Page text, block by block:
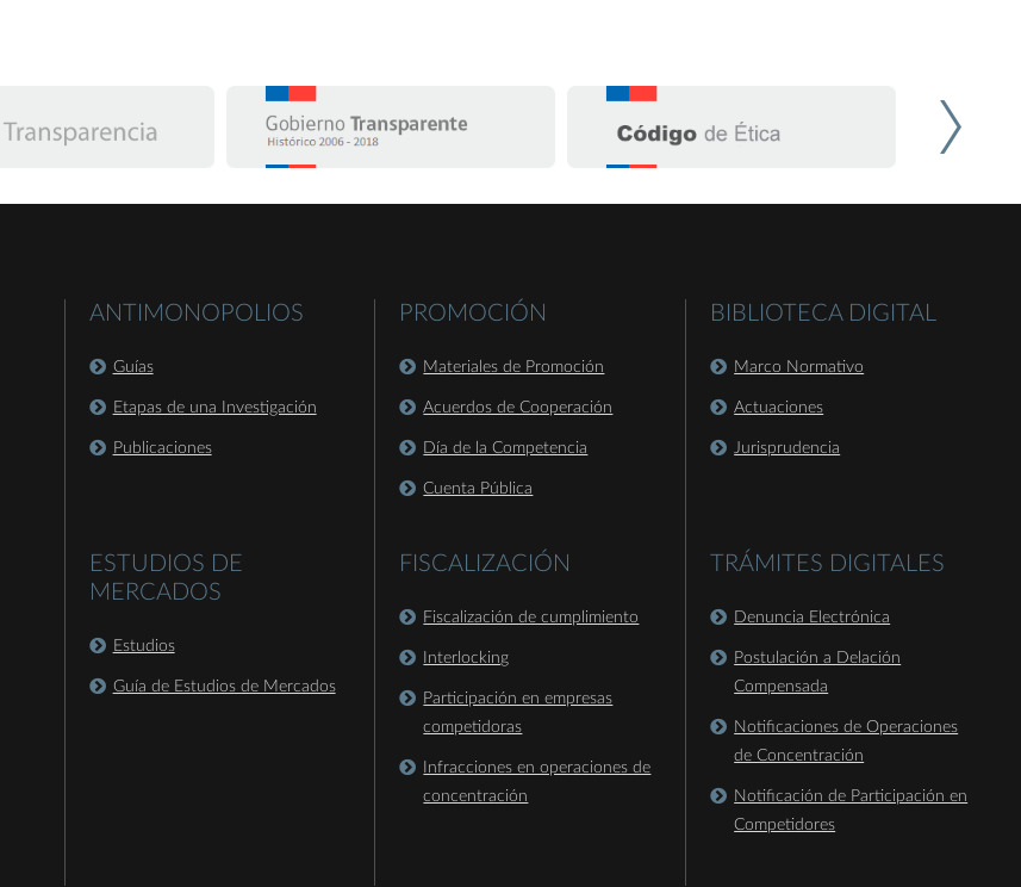
ANTIMONOPOLIOS
Guías
Etapas de una Investigación
Publicaciones
ESTUDIOS DE
MERCADOS
Estudios
Guía de Estudios de Mercados
PROMOCIÓN
Materiales de Promoción
Acuerdos de Cooperación
Día de la Competencia
Cuenta Pública
FISCALIZACIÓN
Fiscalización de cumplimiento
Interlocking
Participación en empresas
competidoras
Infracciones en operaciones de
concentración
BIBLIOTECA DIGITAL
Marco Normativo
Actuaciones
Jurisprudencia
TRÁMITES DIGITALES
Denuncia Electrónica
Postulación a Delación
Compensada
Notificaciones de Operaciones
de Concentración
Notificación de Participación en
Competidores